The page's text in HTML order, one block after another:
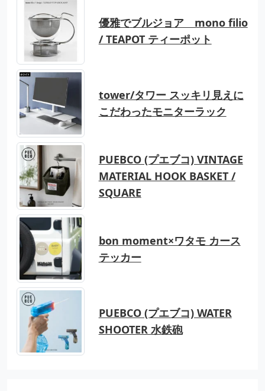
優雅でブルジョア mono filio
/ TEAPOT ティーポット
tower/タワー スッキリ見えに
こだわったモニターラック
PUEBCO (プエブコ) VINTAGE
MATERIAL HOOK BASKET /
SQUARE
bon moment×ワタモ カース
テッカー
PUEBCO (プエブコ) WATER
SHOOTER 水鉄砲